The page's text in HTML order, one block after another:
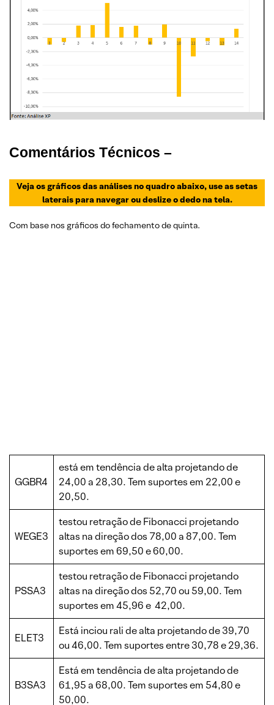
Comentários Técnicos –
Veja os gráficos das análises no quadro abaixo, use as setas
laterais para navegar ou deslize o dedo na tela.
Com base nos gráficos do fechamento de quinta.
GGBR4
está em tendência de alta projetando de
24,00 a 28,30. Tem suportes em 22,00 e
20,50.
WEGE3
testou retração de Fibonacci projetando
altas na direção dos 78,00 a 87,00. Tem
suportes em 69,50 e 60,00.
PSSA3
testou retração de Fibonacci projetando
altas na direção dos 52,70 ou 59,00. Tem
suportes em 45,96 e 42,00.
ELET3
Está inciou rali de alta projetando de 39,70
ou 46,00. Tem suportes entre 30,78 e 29,36.
B3SA3
Está em tendência de alta projetando de
61,95 a 68,00. Tem suportes em 54,80 e
50,00.